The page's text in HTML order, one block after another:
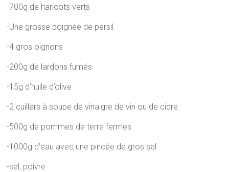
-700g de haricots verts
-Une grosse poignée de persil
-4 gros oignons
-200g de lardons fumés
-15g d’huile d’olive
-2 cuillers à soupe de vinaigre de vin ou de cidre.
-500g de pommes de terre fermes
-1000g d’eau avec une pincée de gros sel
-sel, poivre